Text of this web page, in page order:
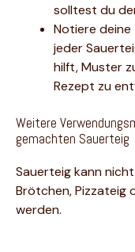
solltest du
Notiere deine
jeder
hilft, Muster
Rezept zu
Weitere
gemachten Sauerteig
Sauerteig kann
Brötchen, Pizzateig
werden.